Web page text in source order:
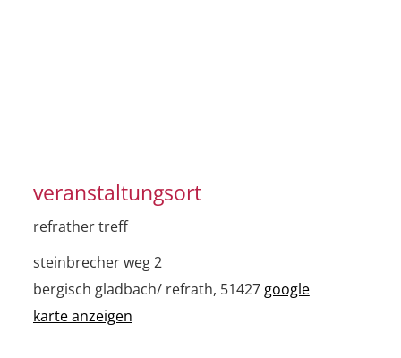
veranstaltungsort
refrather treff
steinbrecher weg 2
bergisch gladbach/ refrath, 51427 google
karte anzeigen